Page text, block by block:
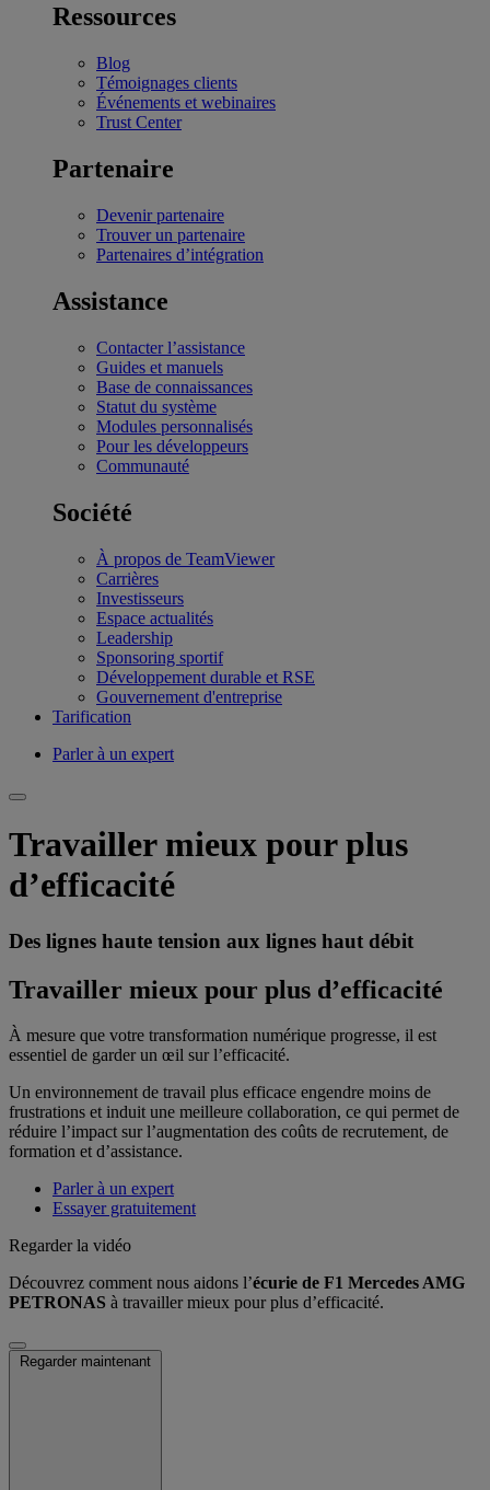
Ressources
Blog
Témoignages clients
Événements et webinaires
Trust Center
Partenaire
Devenir partenaire
Trouver un partenaire
Partenaires d’intégration
Assistance
Contacter l’assistance
Guides et manuels
Base de connaissances
Statut du système
Modules personnalisés
Pour les développeurs
Communauté
Société
À propos de TeamViewer
Carrières
Investisseurs
Espace actualités
Leadership
Sponsoring sportif
Développement durable et RSE
Gouvernement d'entreprise
Tarification
Parler à un expert
Travailler mieux pour plus
d’efficacité
Des lignes haute tension aux lignes haut débit
Travailler mieux pour plus d’efficacité
À mesure que votre transformation numérique progresse, il est
essentiel de garder un œil sur l’efficacité.
Un environnement de travail plus efficace engendre moins de
frustrations et induit une meilleure collaboration, ce qui permet de
réduire l’impact sur l’augmentation des coûts de recrutement, de
formation et d’assistance.
Parler à un expert
Essayer gratuitement
Regarder la vidéo
Découvrez comment nous aidons l’écurie de F1 Mercedes AMG
PETRONAS à travailler mieux pour plus d’efficacité.
Regarder maintenant